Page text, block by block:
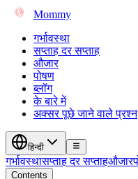
Mommy
गर्भावस्था
सप्ताह दर सप्ताह
औजार
पोषण
ब्लॉग
के बारे में
अक्सर पूछे जाने वाले प्रश्न
हिन्दी
गर्भावस्थासप्ताह दर सप्ताहऔजार
Contents